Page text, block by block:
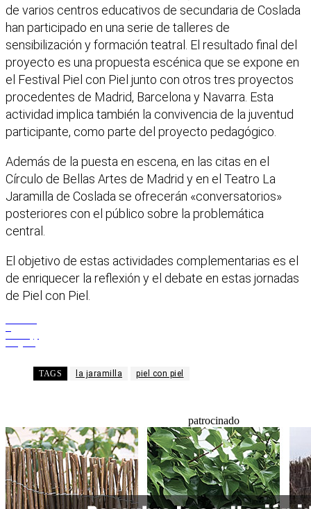
de varios centros educativos de secundaria de Coslada
han participado en una serie de talleres de
sensibilización y formación teatral. El resultado final del
proyecto es una propuesta escénica que se expone en
el Festival Piel con Piel junto con otros tres proyectos
procedentes de Madrid, Barcelona y Navarra. Esta
actividad implica también la convivencia de la juventud
participante, como parte del proyecto pedagógico.
Además de la puesta en escena, en las citas en el
Círculo de Bellas Artes de Madrid y en el Teatro La
Jaramilla de Coslada se ofrecerán «conversatorios»
posteriores con el público sobre la problemática
central.
El objetivo de estas actividades complementarias es el
de enriquecer la reflexión y el debate en estas jornadas
de Piel con Piel.
TAGS la jaramilla piel con piel
patrocinado